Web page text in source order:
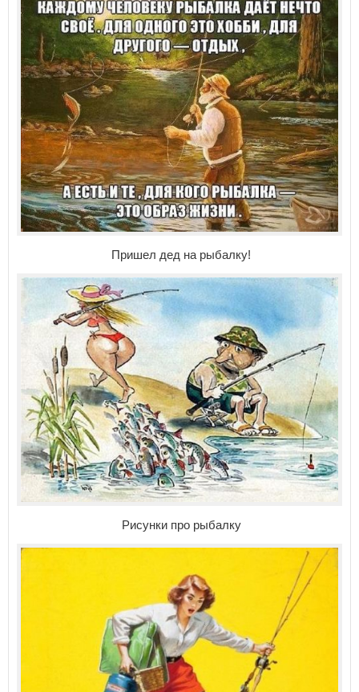
Пришел дед на рыбалку!
Рисунки про рыбалку